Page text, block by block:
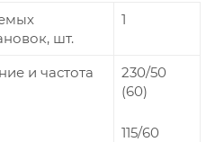
шт.
1
и частота
230/50
(60)
115/60